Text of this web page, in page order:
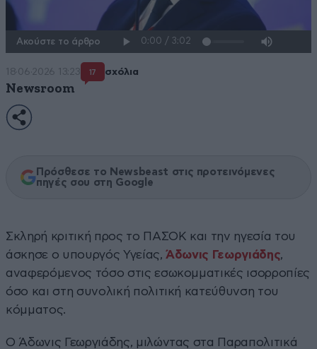
Ακούστε το άρθρο
18·06·2026 13:23 17 σχόλια
Newsroom
Πρόσθεσε το Newsbeast στις προτεινόμενες
πηγές σου στη Google
Σκληρή κριτική προς το ΠΑΣΟΚ και την ηγεσία του
άσκησε ο υπουργός Υγείας,Άδωνις Γεωργιάδης,
αναφερόμενος τόσο στις εσωκομματικές ισορροπίες
όσο και στη συνολική πολιτική κατεύθυνση του
κόμματος.
Ο Άδωνις Γεωργιάδης, μιλώντας στα Παραπολιτικά